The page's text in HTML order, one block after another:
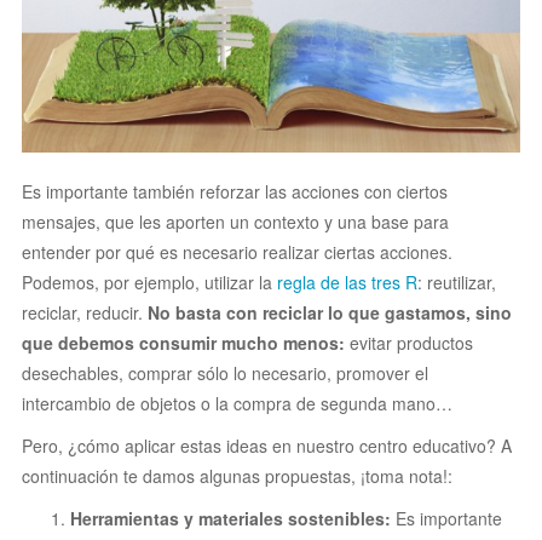
Es importante también reforzar las acciones con ciertos
mensajes, que les aporten un contexto y una base para
entender por qué es necesario realizar ciertas acciones.
Podemos, por ejemplo, utilizar la regla de las tres R: reutilizar,
reciclar, reducir. No basta con reciclar lo que gastamos, sino
que debemos consumir mucho menos: evitar productos
desechables, comprar sólo lo necesario, promover el
intercambio de objetos o la compra de segunda mano…
Pero, ¿cómo aplicar estas ideas en nuestro centro educativo? A
continuación te damos algunas propuestas, ¡toma nota!:
Herramientas y materiales sostenibles: Es importante